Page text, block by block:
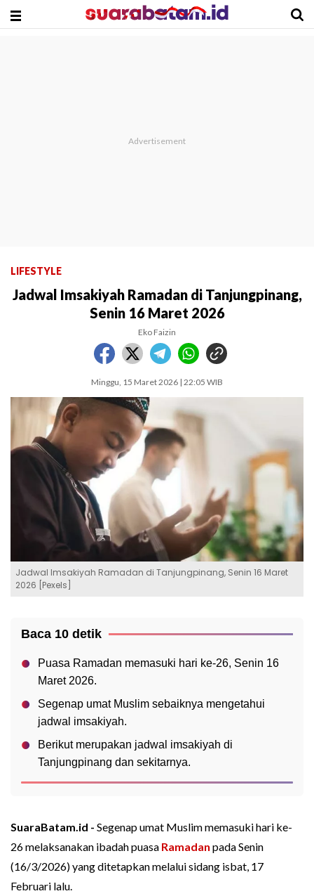
LIFESTYLE
Jadwal Imsakiyah Ramadan di Tanjungpinang,
Senin 16 Maret 2026
Eko Faizin
Minggu, 15 Maret 2026 | 22:05 WIB
Jadwal Imsakiyah Ramadan di Tanjungpinang, Senin 16 Maret
2026 [Pexels]
Baca 10 detik
Puasa Ramadan memasuki hari ke-26, Senin 16
Maret 2026.
Segenap umat Muslim sebaiknya mengetahui
jadwal imsakiyah.
Berikut merupakan jadwal imsakiyah di
Tanjungpinang dan sekitarnya.
SuaraBatam.id - Segenap umat Muslim memasuki hari ke-
26 melaksanakan ibadah puasa Ramadan pada Senin
(16/3/2026) yang ditetapkan melalui sidang isbat, 17
Februari lalu.